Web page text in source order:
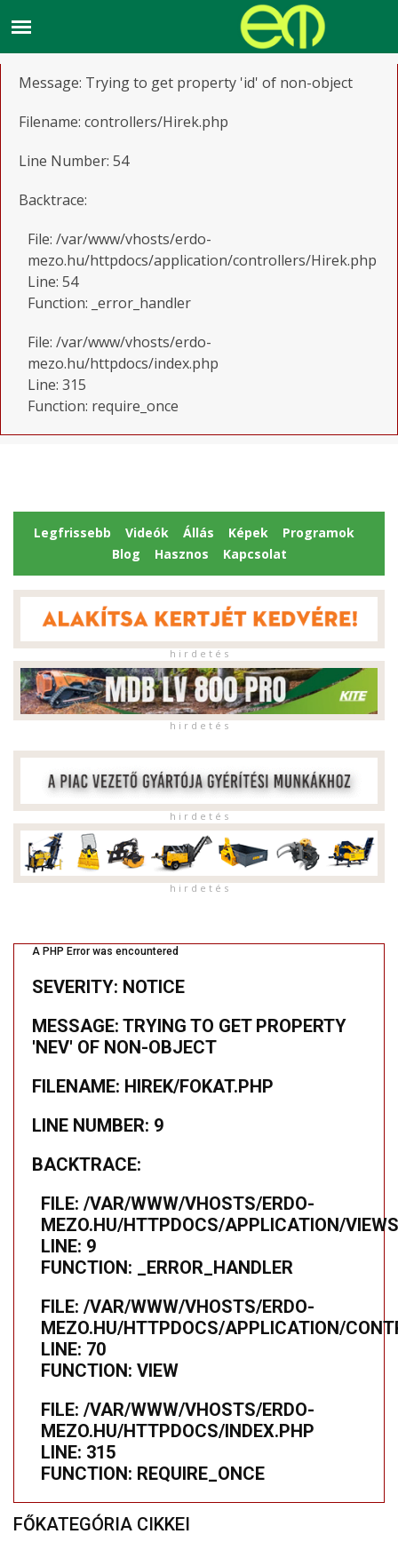
Message: Trying to get property 'id' of non-object
Filename: controllers/Hirek.php
Line Number: 54
Backtrace:
File: /var/www/vhosts/erdo-
mezo.hu/httpdocs/application/controllers/Hirek.php
Line: 54
Function: _error_handler
File: /var/www/vhosts/erdo-
mezo.hu/httpdocs/index.php
Line: 315
Function: require_once
Legfrissebb Videók Állás Képek
Programok
Blog
Hasznos Kapcsolat
h i r d e t é s
h i r d e t é s
h i r d e t é s
h i r d e t é s
A PHP Error was encountered
SEVERITY: NOTICE
MESSAGE: TRYING TO GET PROPERTY
'NEV' OF NON-OBJECT
FILENAME: HIREK/FOKAT.PHP
LINE NUMBER: 9
BACKTRACE:
FILE: /VAR/WWW/VHOSTS/ERDO-
MEZO.HU/HTTPDOCS/APPLICATION/
LINE: 9
FUNCTION: _ERROR_HANDLER
FILE: /VAR/WWW/VHOSTS/ERDO-
MEZO.HU/HTTPDOCS/APPLICATION/
LINE: 70
FUNCTION: VIEW
FILE: /VAR/WWW/VHOSTS/ERDO-
MEZO.HU/HTTPDOCS/INDEX.PHP
LINE: 315
FUNCTION: REQUIRE_ONCE
FŐKATEGÓRIA CIKKEI